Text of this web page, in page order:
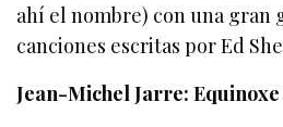
ahí el nombre) con una gran
canciones escritas por Ed
Jean-Michel Jarre: